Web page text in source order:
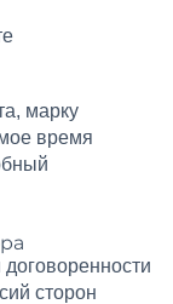
марку
время
сторон